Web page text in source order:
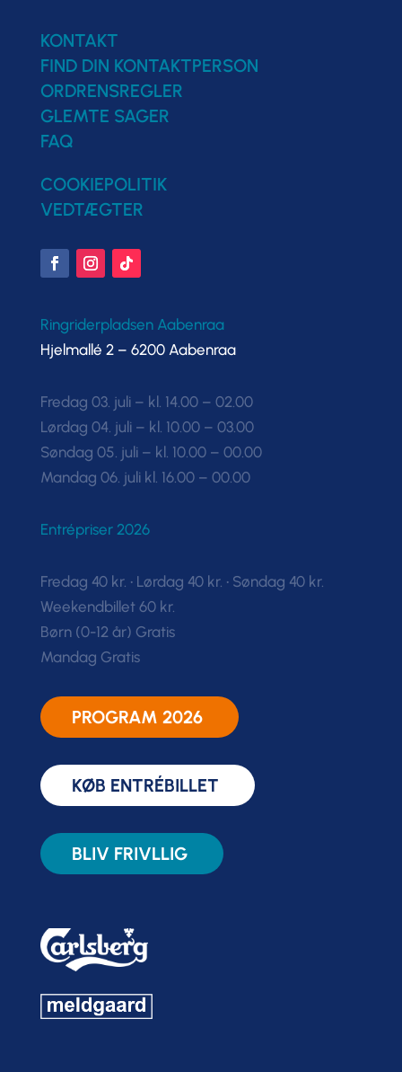
KONTAKT
FIND DIN KONTAKTPERSON
ORDRENSREGLER
GLEMTE SAGER
FAQ
COOKIEPOLITIK
VEDTÆGTER
Ringriderpladsen Aabenraa
Hjelmallé 2 – 6200 Aabenraa
Fredag 03. juli – kl. 14.00 – 02.00
Lørdag 04. juli – kl. 10.00 – 03.00
Søndag 05. juli – kl. 10.00 – 00.00
Mandag 06. juli kl. 16.00 – 00.00
Entrépriser 2026
Fredag 40 kr. • Lørdag 40 kr. • Søndag 40 kr.
Weekendbillet 60 kr.
Børn (0-12 år) Gratis
Mandag Gratis
PROGRAM 2026
KØB ENTRÉBILLET
BLIV FRIVLLIG